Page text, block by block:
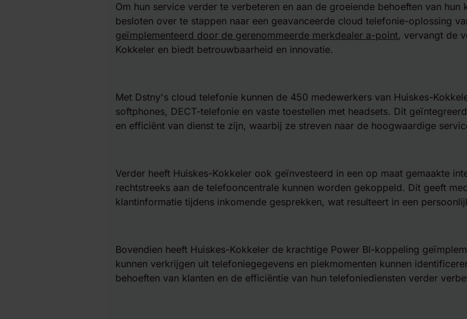
Om hun service verder te verbeteren en aan de groeiende behoeften van
besloten over te stappen naar een geavanceerde cloud telefonie-oplossing
geïmplementeerd door de gerenommeerde merkdealer a-point, vervangt de
Kokkeler en biedt betrouwbaarheid en innovatie.
Met Dstny's cloud telefonie kunnen de 450 medewerkers van Huiskes-
softphones, DECT-telefonie en vaste toestellen met headsets. Dit
en efficiënt van dienst te zijn, waarbij ze streven naar de hoogwaardige
Verder heeft Huiskes-Kokkeler ook geïnvesteerd in een op maat gemaakte
rechtstreeks aan de telefooncentrale kunnen worden gekoppeld. Dit geeft
klantinformatie tijdens inkomende gesprekken, wat resulteert in een
Bovendien heeft Huiskes-Kokkeler de krachtige Power BI-koppeling
kunnen verkrijgen uit telefoniegegevens en piekmomenten kunnen
behoeften van klanten en de efficiëntie van hun telefoniediensten verder